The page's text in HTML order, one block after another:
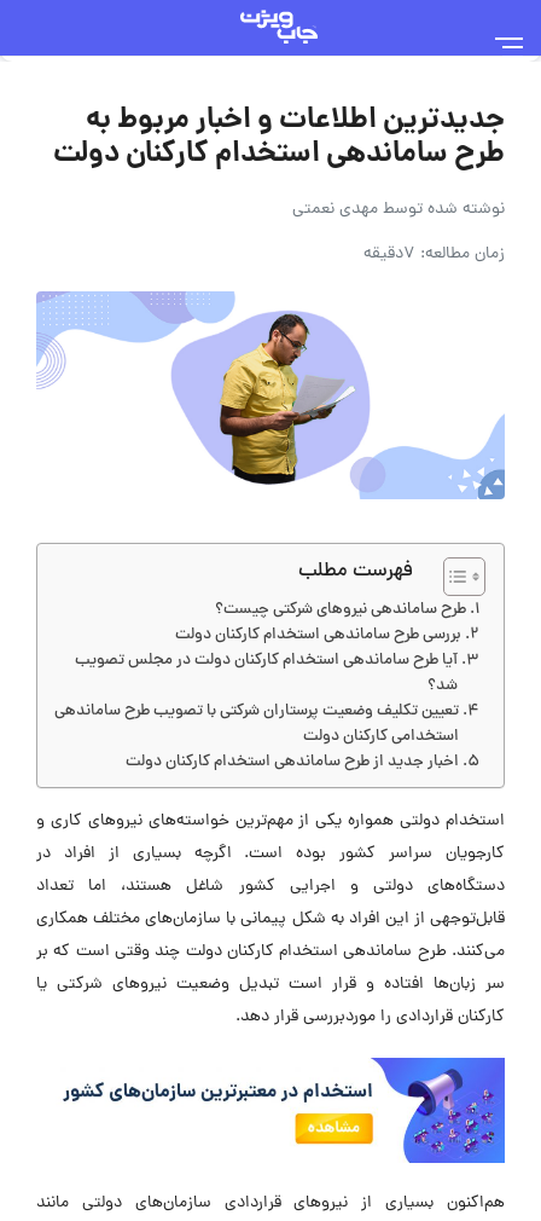
جدیدترین اطلاعات و اخبار مربوط به
طرح ساماندهی استخدام کارکنان دولت
نوشته شده توسطمهدی نعمتی
زمان مطالعه: 7دقیقه
فهرست مطلب
طرح ساماندهی نیروهای شرکتی چیست؟
بررسی طرح ساماندهی استخدام کارکنان دولت
آیا طرح ساماندهی استخدام کارکنان دولت در مجلس تصویب
شد؟
تعیین تکلیف وضعیت پرستاران شرکتی با تصویب طرح ساماندهی
استخدامی کارکنان دولت
اخبار جدید از طرح ساماندهی استخدام کارکنان دولت
استخدام دولتی همواره یکی از مهم‌ترین خواسته‌های نیروهای کاری و
کارجویان سراسر کشور بوده است. اگرچه بسیاری از افراد در
دستگاه‌های دولتی و اجرایی کشور شاغل هستند، اما تعداد
قابل‌توجهی از این افراد به شکل پیمانی با سازمان‌های مختلف همکاری
می‌کنند. طرح ساماندهی استخدام کارکنان دولت چند وقتی است که بر
سر زبان‌ها افتاده و قرار است تبدیل وضعیت نیروهای شرکتی یا
کارکنان قراردادی را موردبررسی قرار دهد.
هم‌اکنون بسیاری از نیروهای قراردادی سازمان‌های دولتی مانند